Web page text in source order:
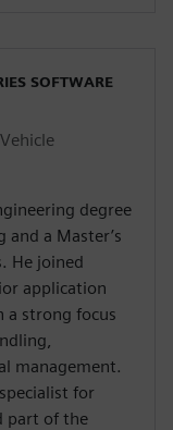
SOFTWARE
degree
and a Master’s
He joined
application
a strong focus
management.
for
part of the